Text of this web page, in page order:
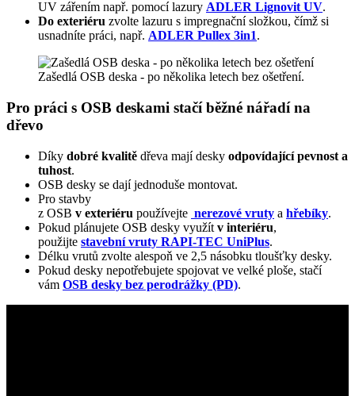
UV zářením např. pomocí lazury ADLER Lignovit UV.
Do exteriéru zvolte lazuru s impregnační složkou, čímž si
usnadníte práci, např. ADLER Pullex 3in1.
Zašedlá OSB deska - po několika letech bez ošetření.
Pro práci s OSB deskami stačí běžné nářadí na
dřevo
Díky dobré kvalitě dřeva mají desky odpovídající pevnost a
tuhost.
OSB desky se dají jednoduše montovat.
Pro stavby
z OSB v exteriéru používejte nerezové vruty a hřebíky.
Pokud plánujete OSB desky využít v interiéru,
použijte stavební vruty RAPI-TEC UniPlus.
Délku vrutů zvolte alespoň ve 2,5 násobku tloušťky desky.
Pokud desky nepotřebujete spojovat ve velké ploše, stačí
vám OSB desky bez perodrážky (PD).